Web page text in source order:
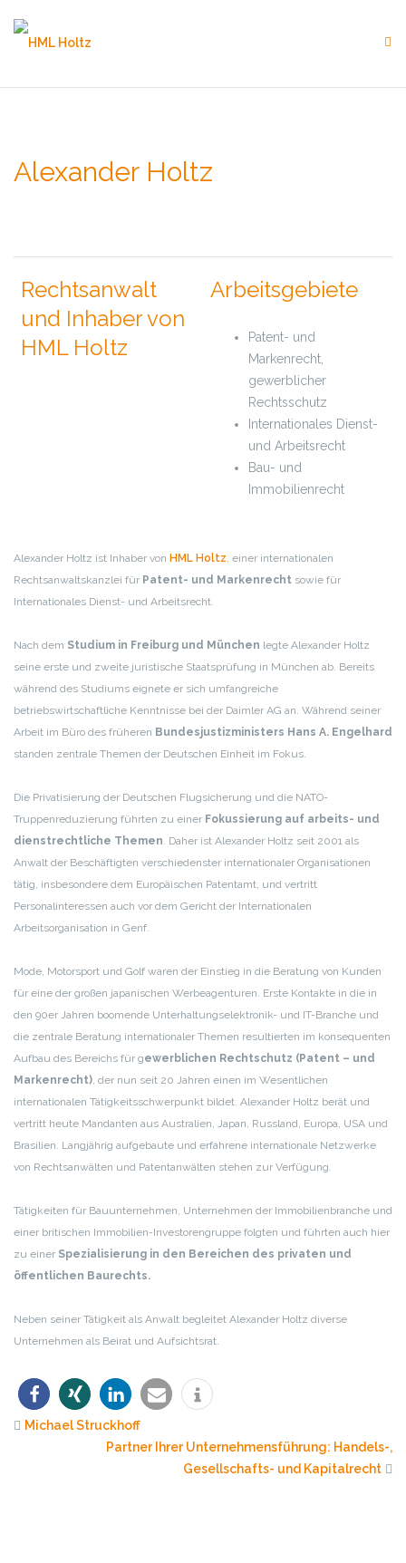
Alexander Holtz
Rechtsanwalt
und Inhaber von
HML Holtz
Arbeitsgebiete
Patent- und
Markenrecht,
gewerblicher
Rechtsschutz
Internationales Dienst-
und Arbeitsrecht
Bau- und
Immobilienrecht
Alexander Holtz ist Inhaber von HML Holtz, einer internationalen
Rechtsanwaltskanzlei für Patent- und Markenrecht sowie für
Internationales Dienst- und Arbeitsrecht.
Nach dem Studium in Freiburg und München legte Alexander Holtz
seine erste und zweite juristische Staatsprüfung in München ab. Bereits
während des Studiums eignete er sich umfangreiche
betriebswirtschaftliche Kenntnisse bei der Daimler AG an. Während seiner
Arbeit im Büro des früheren Bundesjustizministers Hans A. Engelhard
standen zentrale Themen der Deutschen Einheit im Fokus.
Die Privatisierung der Deutschen Flugsicherung und die NATO-
Truppenreduzierung führten zu einer Fokussierung auf arbeits- und
dienstrechtliche Themen. Daher ist Alexander Holtz seit 2001 als
Anwalt der Beschäftigten verschiedenster internationaler Organisationen
tätig, insbesondere dem Europäischen Patentamt, und vertritt
Personalinteressen auch vor dem Gericht der Internationalen
Arbeitsorganisation in Genf.
Mode, Motorsport und Golf waren der Einstieg in die Beratung von Kunden
für eine der großen japanischen Werbeagenturen. Erste Kontakte in die in
den 90er Jahren boomende Unterhaltungselektronik- und IT-Branche und
die zentrale Beratung internationaler Themen resultierten im konsequenten
Aufbau des Bereichs für gewerblichen Rechtschutz (Patent – und
Markenrecht), der nun seit 20 Jahren einen im Wesentlichen
internationalen Tätigkeitsschwerpunkt bildet. Alexander Holtz berät und
vertritt heute Mandanten aus Australien, Japan, Russland, Europa, USA und
Brasilien. Langjährig aufgebaute und erfahrene internationale Netzwerke
von Rechtsanwälten und Patentanwälten stehen zur Verfügung.
Tätigkeiten für Bauunternehmen, Unternehmen der Immobilienbranche und
einer britischen Immobilien-Investorengruppe folgten und führten auch hier
zu einer Spezialisierung in den Bereichen des privaten und
öffentlichen Baurechts.
Neben seiner Tätigkeit als Anwalt begleitet Alexander Holtz diverse
Unternehmen als Beirat und Aufsichtsrat.
Michael Struckhoff
Partner Ihrer Unternehmensführung: Handels-,
Gesellschafts- und Kapitalrecht